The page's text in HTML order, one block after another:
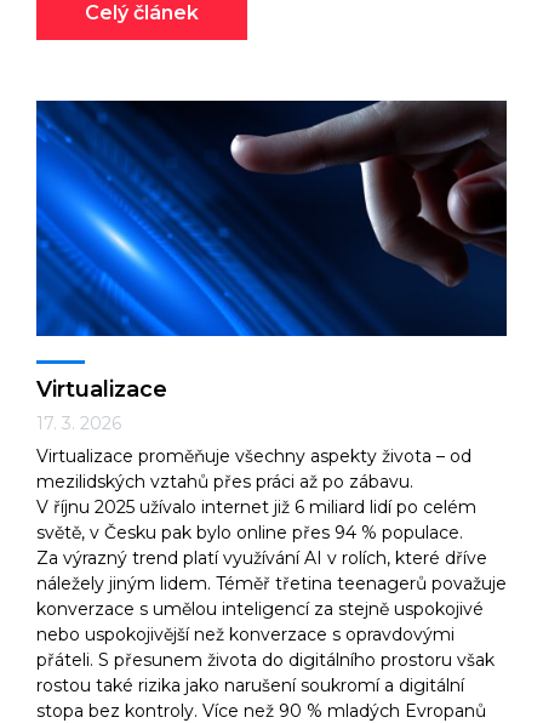
Celý článek
Virtualizace
17. 3. 2026
Virtualizace proměňuje všechny aspekty života – od
mezilidských vztahů přes práci až po zábavu.
V říjnu 2025 užívalo internet již 6 miliard lidí po celém
světě, v Česku pak bylo online přes 94 % populace.
Za výrazný trend platí využívání AI v rolích, které dříve
náležely jiným lidem. Téměř třetina teenagerů považuje
konverzace s umělou inteligencí za stejně uspokojivé
nebo uspokojivější než konverzace s opravdovými
přáteli. S přesunem života do digitálního prostoru však
rostou také rizika jako narušení soukromí a digitální
stopa bez kontroly. Více než 90 % mladých Evropanů